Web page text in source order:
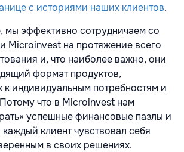
с историями наших клиентов.
мы эффективно сотрудничаем со
Microinvest на протяжение всего
и, что наиболее важно, они
формат продуктов,
к индивидуальным потребностям и
Потому что в Microinvest нам
успешные финансовые пазлы и
клиент чувствовал себя
в своих решениях.